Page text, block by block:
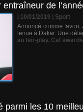
de
| 10/01/2019
Sport
Annoncé comme
tenue à Dakar. Une
au fair-play, Caf
parmi les 10